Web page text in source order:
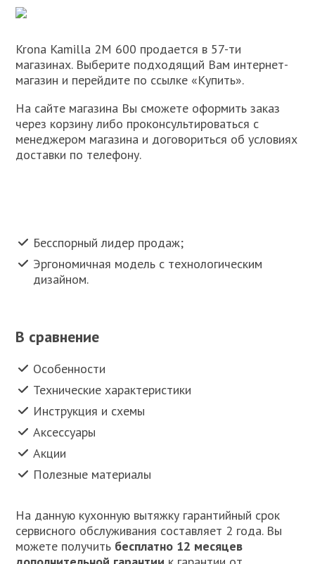
Krona Kamilla 2M 600 продается в 57-ти
магазинах. Выберите подходящий Вам интернет-
магазин и перейдите по ссылке «Купить».
На сайте магазина Вы сможете оформить заказ
через корзину либо проконсультироваться с
менеджером магазина и договориться об условиях
доставки по телефону.
Бесспорный лидер продаж;
Эргономичная модель с технологическим
дизайном.
В сравнение
Особенности
Технические характеристики
Инструкция и схемы
Аксессуары
Акции
Полезные материалы
На данную кухонную вытяжку гарантийный срок
сервисного обслуживания составляет 2 года. Вы
можете получить бесплатно 12 месяцев